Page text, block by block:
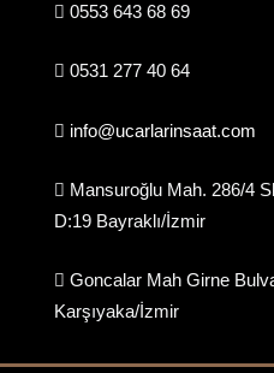
0553 643 68 69
0531 277 40 64
info@ucarlarinsaat.com
Mansuroğlu Mah. 286/4
D:19 Bayraklı/İzmir
Goncalar Mah Girne
Karşıyaka/İzmir